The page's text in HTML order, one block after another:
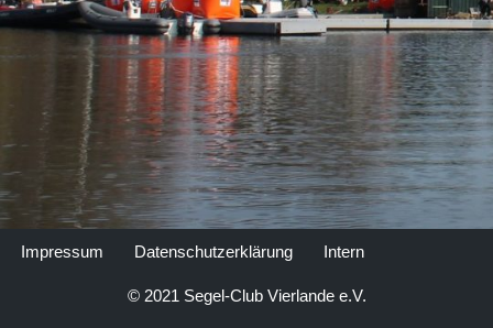
Impressum Datenschutzerklärung Intern
© 2021 Segel-Club Vierlande e.V.